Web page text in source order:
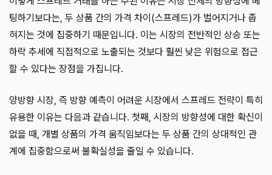
팅하기보다는, 두 상품 간의 가격 차이(스프레드)가 벌어지거나 좁
혀지는 것에 집중하기 때문입니다. 이는 시장의 전반적인 상승 또는
하락 추세에 직접적으로 노출되는 것보다 훨씬 낮은 위험으로 접근
할 수 있다는 장점을 가집니다.
양방향 시장, 즉 방향 예측이 어려운 시장에서 스프레드 전략이 특히
유용한 이유는 다음과 같습니다. 첫째, 시장의 방향성에 대한 확신이
없을 때, 개별 상품의 가격 움직임보다는 두 상품 간의 상대적인 관
계에 집중함으로써 불확실성을 줄일 수 있습니다.